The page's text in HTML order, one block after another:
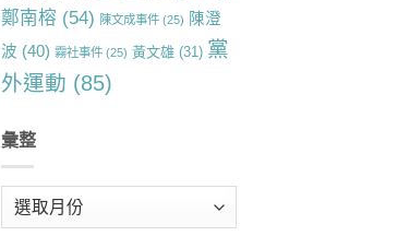
鄭南榕 (54) 陳文成事件(25) 陳澄
波 (40) 霧社事件(25) 黃文雄(31) 黨
外運動 (85)
彙整